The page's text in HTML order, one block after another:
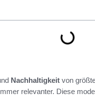
Nachhaltigkeit von
relevanter. Diese